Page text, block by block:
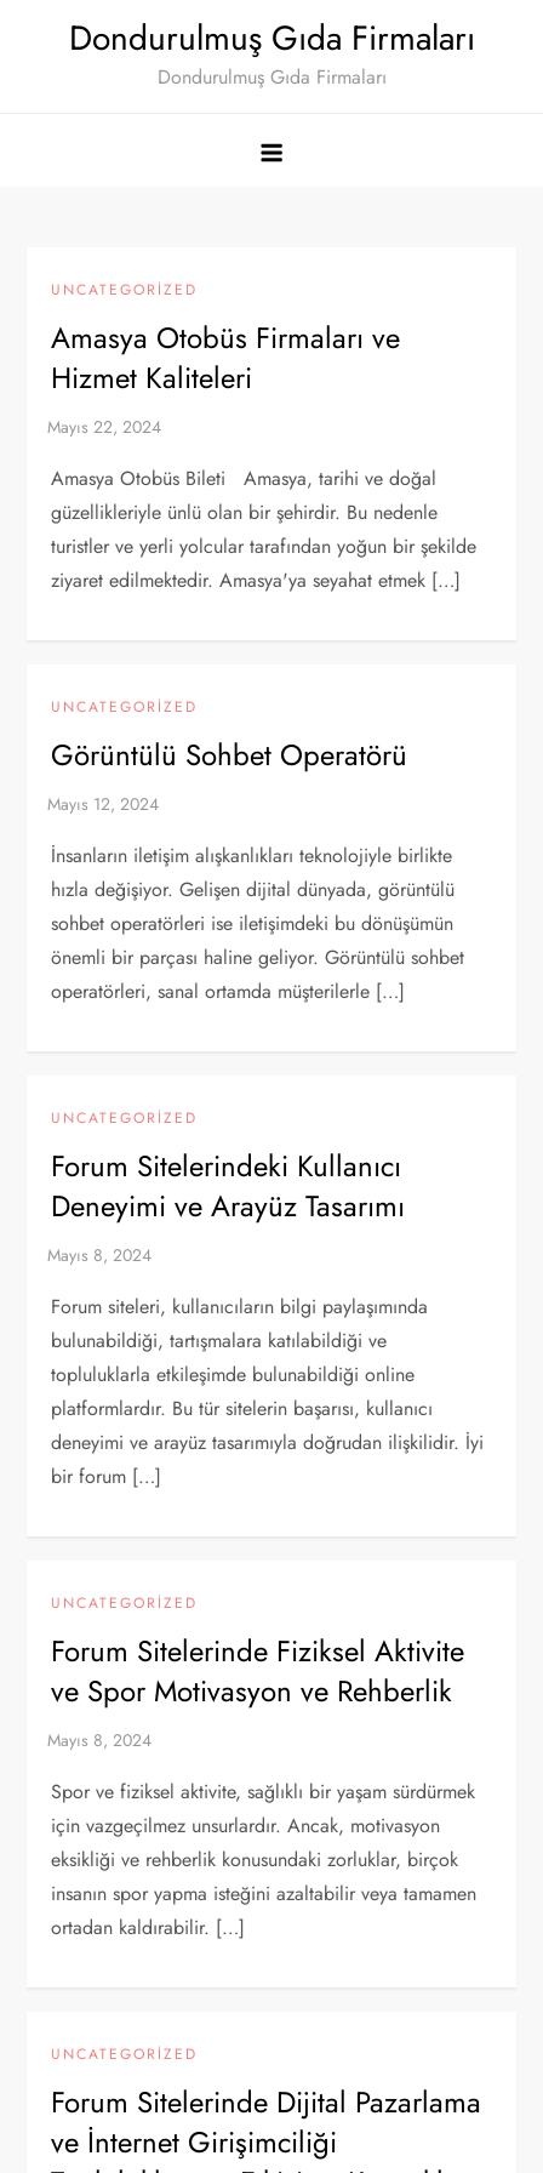
Dondurulmuş Gıda Firmaları
Dondurulmuş Gıda Firmaları
UNCATEGORIZED
Amasya Otobüs Firmaları ve
Hizmet Kaliteleri
Amasya Otobüs Bileti Amasya, tarihi ve doğal
güzellikleriyle ünlü olan bir şehirdir. Bu nedenle
turistler ve yerli yolcular tarafından yoğun bir şekilde
ziyaret edilmektedir. Amasya'ya seyahat etmek […]
UNCATEGORIZED
Görüntülü Sohbet Operatörü
İnsanların iletişim alışkanlıkları teknolojiyle birlikte
hızla değişiyor. Gelişen dijital dünyada, görüntülü
sohbet operatörleri ise iletişimdeki bu dönüşümün
önemli bir parçası haline geliyor. Görüntülü sohbet
operatörleri, sanal ortamda müşterilerle […]
UNCATEGORIZED
Forum Sitelerindeki Kullanıcı
Deneyimi ve Arayüz Tasarımı
Forum siteleri, kullanıcıların bilgi paylaşımında
bulunabildiği, tartışmalara katılabildiği ve
topluluklarla etkileşimde bulunabildiği online
platformlardır. Bu tür sitelerin başarısı, kullanıcı
deneyimi ve arayüz tasarımıyla doğrudan ilişkilidir. İyi
bir forum […]
UNCATEGORIZED
Forum Sitelerinde Fiziksel Aktivite
ve Spor Motivasyon ve Rehberlik
Spor ve fiziksel aktivite, sağlıklı bir yaşam sürdürmek
için vazgeçilmez unsurlardır. Ancak, motivasyon
eksikliği ve rehberlik konusundaki zorluklar, birçok
insanın spor yapma isteğini azaltabilir veya tamamen
ortadan kaldırabilir. […]
UNCATEGORIZED
Forum Sitelerinde Dijital Pazarlama
ve İnternet Girişimciliği